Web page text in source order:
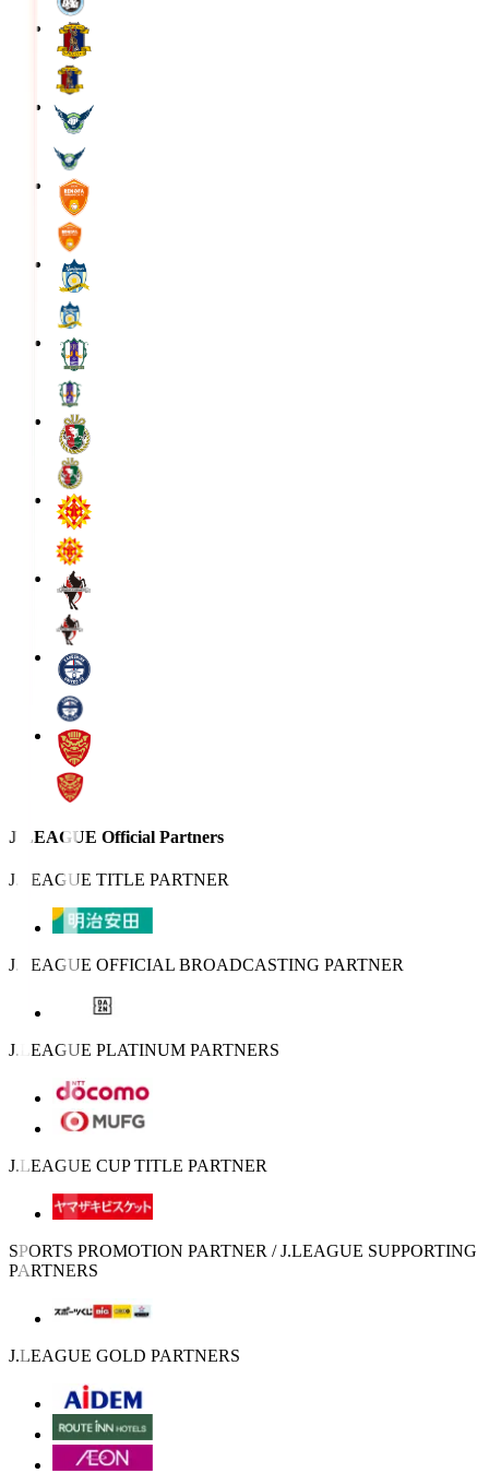
J.LEAGUE Official Partners
J.LEAGUE TITLE PARTNER
J.LEAGUE OFFICIAL BROADCASTING PARTNER
J.LEAGUE PLATINUM PARTNERS
J.LEAGUE CUP TITLE PARTNER
SPORTS PROMOTION PARTNER / J.LEAGUE SUPPORTING
PARTNERS
J.LEAGUE GOLD PARTNERS